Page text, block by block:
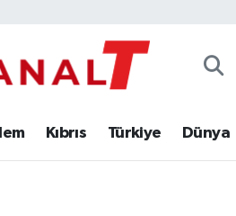
Kıbrıs Türkiye Dünya